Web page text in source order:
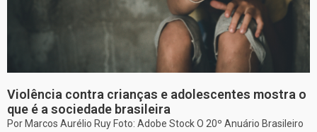
Violência contra crianças e adolescentes mostra o
que é a sociedade brasileira
Por Marcos Aurélio Ruy Foto: Adobe Stock O 20º Anuário Brasileiro